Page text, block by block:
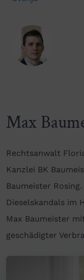
Max
Rechtsanwalt
Kanzlei BK
Baumeister
Dieselskandals im
Max Baumeister
geschädigter